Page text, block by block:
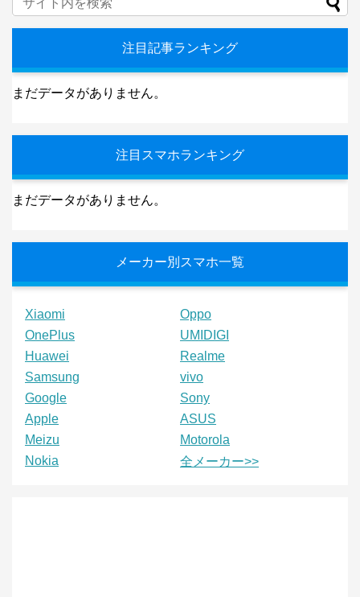
注目記事ランキング
まだデータがありません。
注目スマホランキング
まだデータがありません。
メーカー別スマホ一覧
Xiaomi
Oppo
OnePlus
UMIDIGI
Huawei
Realme
Samsung
vivo
Google
Sony
Apple
ASUS
Meizu
Motorola
Nokia
全メーカー>>